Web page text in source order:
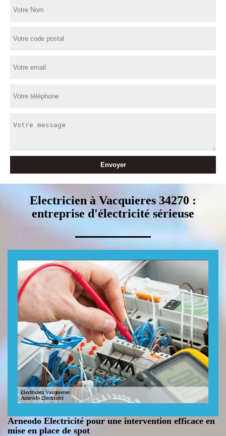
Electricien à Vacquieres 34270 :
entreprise d'électricité sérieuse
Arneodo Electricité pour une intervention efficace en
mise en place de spot